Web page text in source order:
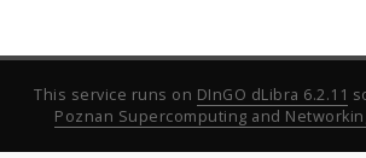
This service runs on DInGO dLibra 6.2.11
Poznan Supercomputing and